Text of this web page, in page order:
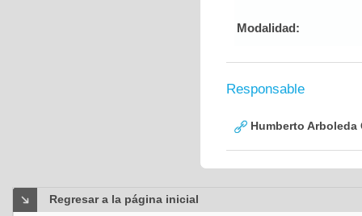
Modalidad:
Responsable
Humberto Arboleda
Regresar a la página inicial